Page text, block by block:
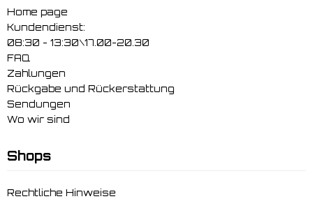
Home page
Kundendienst:
08:30 - 13:30\17.00-20.30
FAQ
Zahlungen
Rückgabe und Rückerstattung
Sendungen
Wo wir sind
Shops
Rechtliche Hinweise